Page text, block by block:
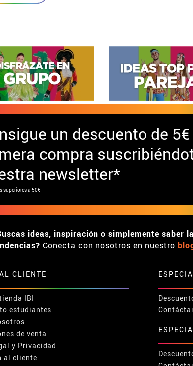
un descuento de
compra
newsletter*
superiores a 50€
ideas, inspiración o simplemente saber
Conecta con nosotros en nuestro
CLIENTE
IBI
estudiantes
de venta
y Privacidad
al cliente